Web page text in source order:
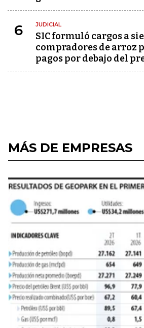
6 JUDICIAL
SIC formuló cargos a
compradores de arroz
pagos por debajo del
MÁS DE EMPRESAS